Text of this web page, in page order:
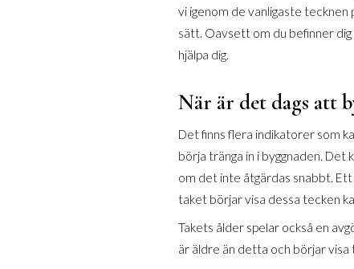
vi igenom de vanligaste
sätt. Oavsett om du befinner dig
hjälpa dig.
När är det dags att
Det finns flera indikatorer som
börja tränga in i byggnaden. Det
om det inte åtgärdas snabbt.
taket börjar visa dessa tecken
Takets ålder spelar också en
är äldre än detta och börjar